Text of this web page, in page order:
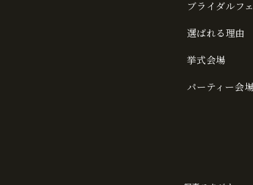
ブライダルフ
選ばれる理由
挙式会場
パーティー会